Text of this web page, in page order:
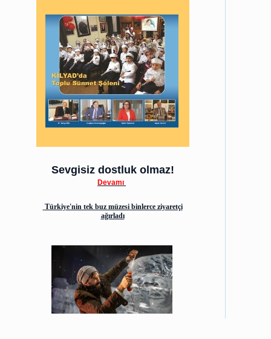
Sevgisiz dostluk olmaz!
Devamı
Türkiye'nin tek buz müzesi binlerce ziyaretçi
ağırladı